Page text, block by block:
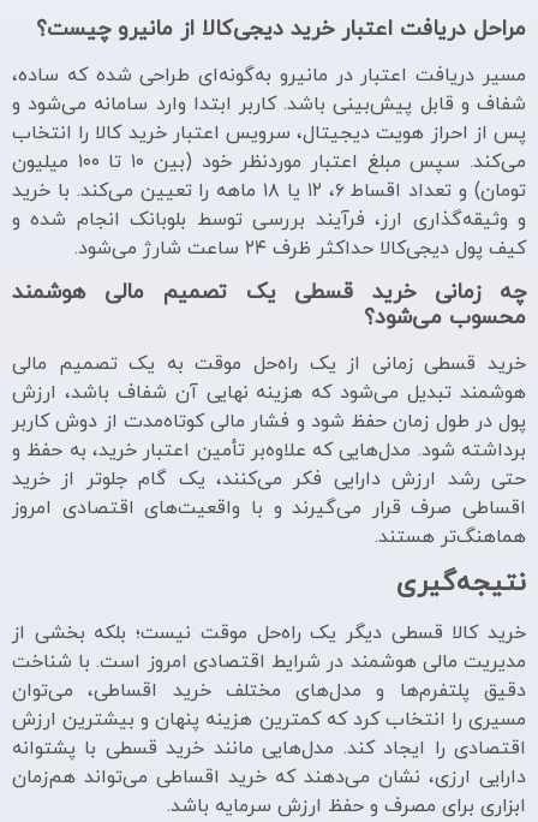
مراحل دریافت اعتبار خرید دیجی‌کالا از مانیرو چیست؟
مسیر دریافت اعتبار در مانیرو به‌گونه‌ای طراحی شده که ساده،
شفاف و قابل پیش‌بینی باشد. کاربر ابتدا وارد سامانه می‌شود و
پس از احراز هویت دیجیتال، سرویس اعتبار خرید کالا را انتخاب
می‌کند. سپس مبلغ اعتبار موردنظر خود (بین ۱۰ تا ۱۰۰ میلیون
تومان) و تعداد اقساط ۶، ۱۲ یا ۱۸ ماهه را تعیین می‌کند. با خرید
و وثیقه‌گذاری ارز، فرآیند بررسی توسط بلوبانک انجام شده و
کیف پول دیجی‌کالا حداکثر ظرف ۲۴ ساعت شارژ می‌شود.
چه زمانی خرید قسطی یک تصمیم مالی هوشمند
محسوب می‌شود؟
خرید قسطی زمانی از یک راه‌حل موقت به یک تصمیم مالی
هوشمند تبدیل می‌شود که هزینه نهایی آن شفاف باشد، ارزش
پول در طول زمان حفظ شود و فشار مالی کوتاه‌مدت از دوش کاربر
برداشته شود. مدل‌هایی که علاوه‌بر تأمین اعتبار خرید، به حفظ و
حتی رشد ارزش دارایی فکر می‌کنند، یک گام جلوتر از خرید
اقساطی صرف قرار می‌گیرند و با واقعیت‌های اقتصادی امروز
هماهنگ‌تر هستند.
نتیجه‌گیری
خرید کالا قسطی دیگر یک راه‌حل موقت نیست؛ بلکه بخشی از
مدیریت مالی هوشمند در شرایط اقتصادی امروز است. با شناخت
دقیق پلتفرم‌ها و مدل‌های مختلف خرید اقساطی، می‌توان
مسیری را انتخاب کرد که کمترین هزینه پنهان و بیشترین ارزش
اقتصادی را ایجاد کند. مدل‌هایی مانند خرید قسطی با پشتوانه
دارایی ارزی، نشان می‌دهند که خرید اقساطی می‌تواند هم‌زمان
ابزاری برای مصرف و حفظ ارزش سرمایه باشد.